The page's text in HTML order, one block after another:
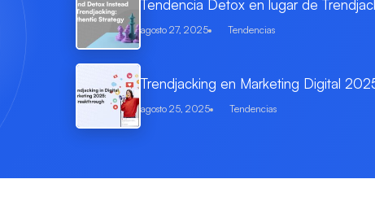
Tendencia Detox en lugar de
agosto 27, 2025 Tendencias
Trendjacking en Marketing Digital
agosto 25, 2025 Tendencias